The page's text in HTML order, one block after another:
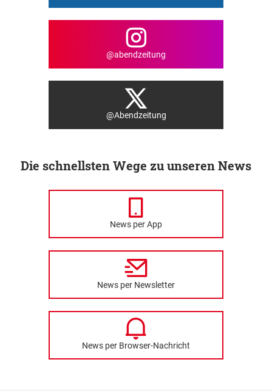
@abendzeitung
@Abendzeitung
Die schnellsten Wege zu unseren News
News per App
News per Newsletter
News per Browser-Nachricht